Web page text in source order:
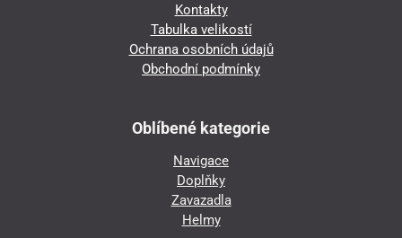
Kontakty
Tabulka velikostí
Ochrana osobních údajů
Obchodní podmínky
Oblíbené kategorie
Navigace
Doplňky
Zavazadla
Helmy